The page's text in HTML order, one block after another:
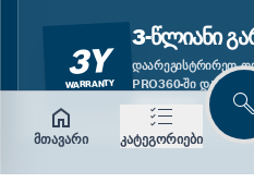
მთავარი კატეგორიები
3Y
WARRANTY
3-ᲬᲚᲘᲐᲜᲘ
ᲓᲐᲐᲠᲔᲒᲘᲡᲢᲠᲘᲠᲔᲗ
PRO360-ᲨᲘ ᲓᲐ
ᲒᲐᲠᲐᲜᲢᲘᲘᲗ.